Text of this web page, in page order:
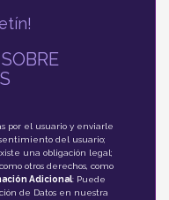
por el usuario y enviarle
del usuario;
una obligación legal;
otros derechos, como
Adicional: Puede
de Datos en nuestra